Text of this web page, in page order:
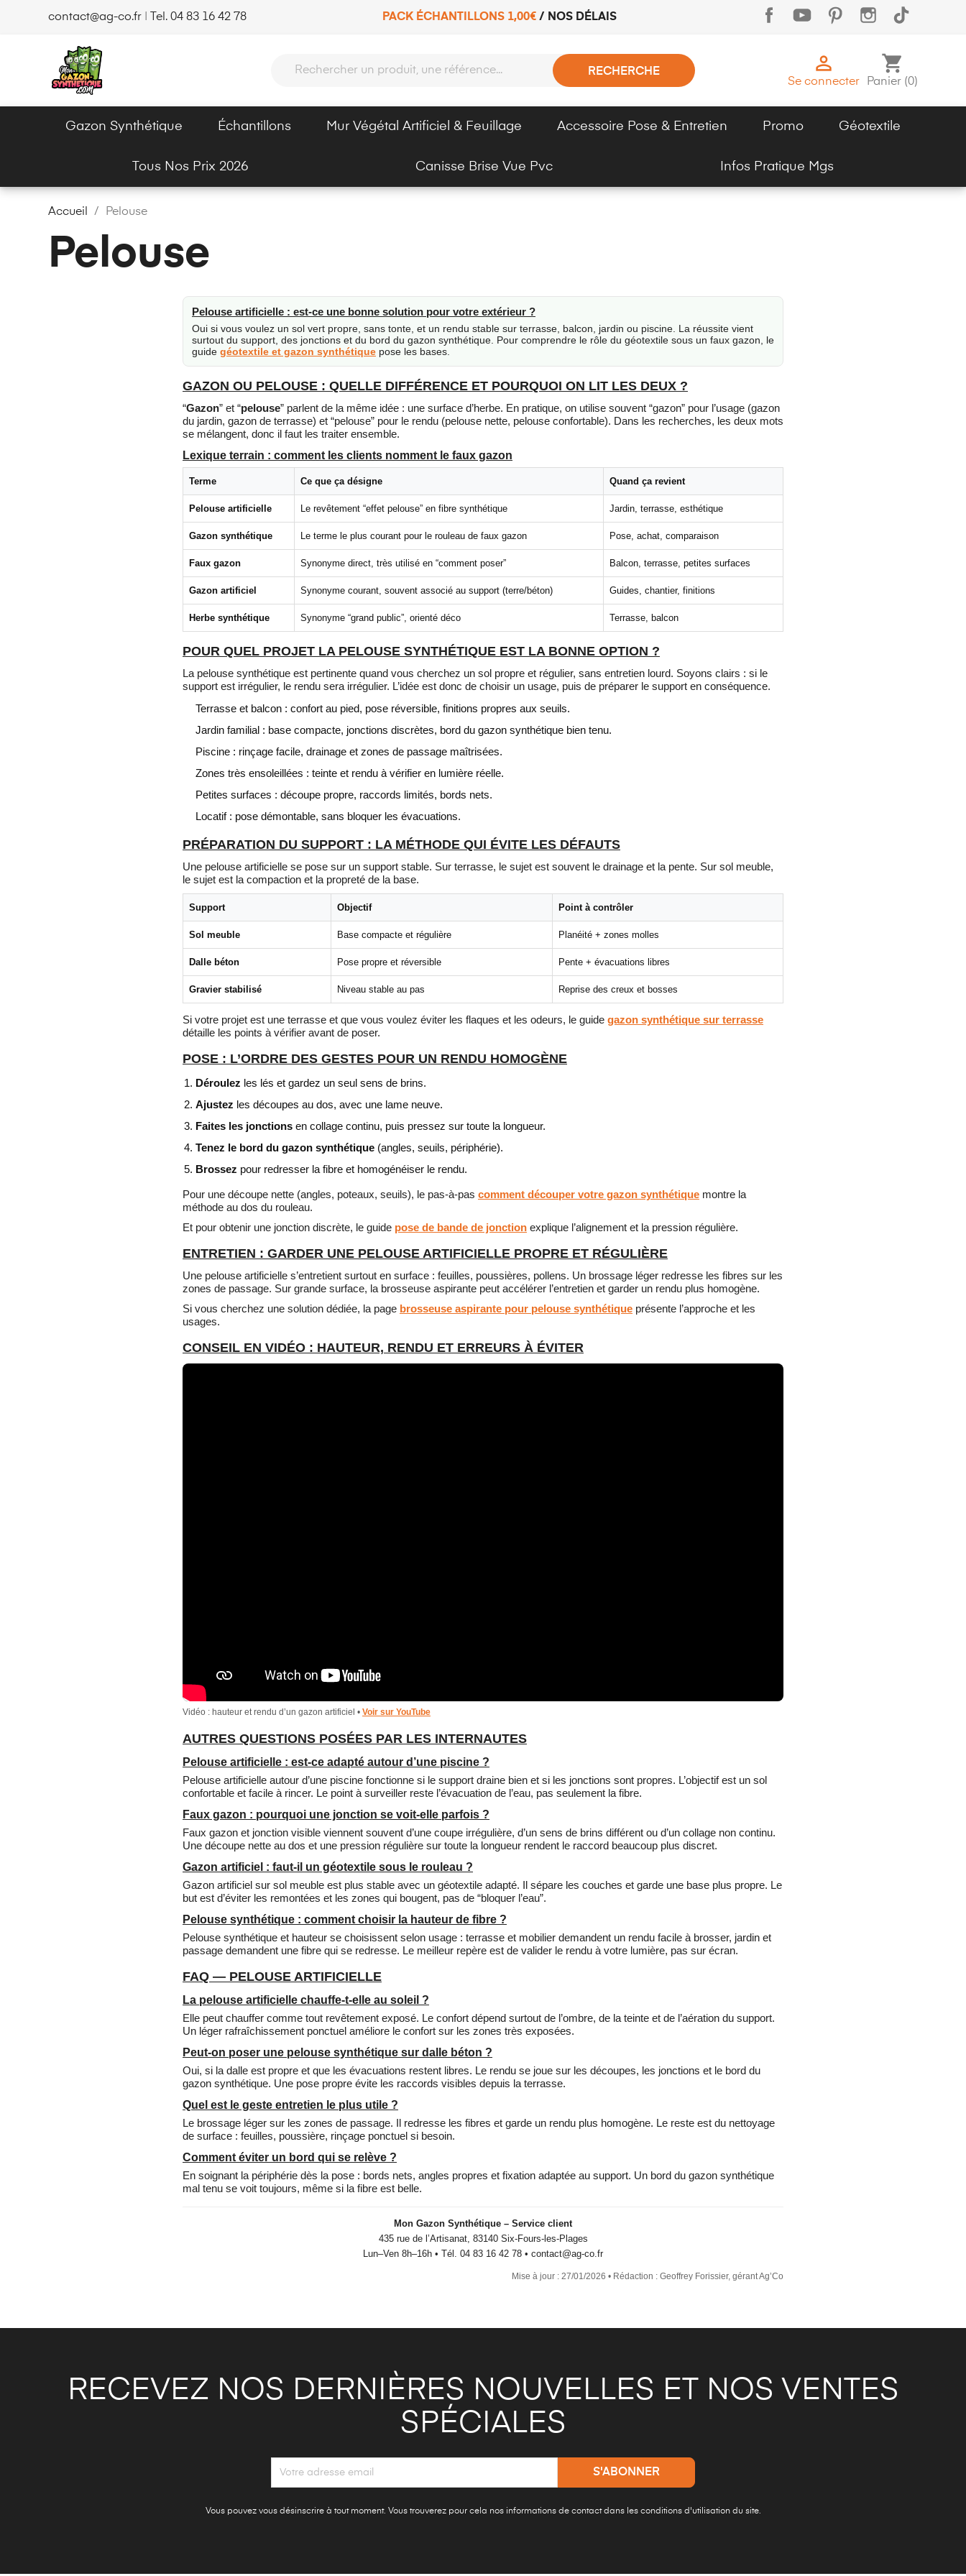
contact@ag-co.fr Tel. 04 83 16 42 78 PACK ÉCHANTILLONS 1,00€ / NOS DÉLAIS
RECHERCHE 
Se connecter
shopping_cart
Panier (0)
Gazon Synthétique Échantillons Mur Végétal Artificiel & Feuillage Accessoire Pose & Entretien Promo Géotextile
Tous Nos Prix 2026 Canisse Brise Vue Pvc Infos Pratique Mgs
Accueil Pelouse
Pelouse
Pelouse artificielle : est-ce une bonne solution pour votre extérieur ?
Oui si vous voulez un sol vert propre, sans tonte, et un rendu stable sur terrasse, balcon, jardin ou piscine. La réussite vient
surtout du support, des jonctions et du bord du gazon synthétique. Pour comprendre le rôle du géotextile sous un faux gazon, le
guide géotextile et gazon synthétique pose les bases.
GAZON OU PELOUSE : QUELLE DIFFÉRENCE ET POURQUOI ON LIT LES DEUX ?
“Gazon” et “pelouse” parlent de la même idée : une surface d’herbe. En pratique, on utilise souvent “gazon” pour l’usage (gazon
du jardin, gazon de terrasse) et “pelouse” pour le rendu (pelouse nette, pelouse confortable). Dans les recherches, les deux mots
se mélangent, donc il faut les traiter ensemble.
Lexique terrain : comment les clients nomment le faux gazon
Terme Ce que ça désigne Quand ça revient
Pelouse artificielle Le revêtement “effet pelouse” en fibre synthétique Jardin, terrasse, esthétique
Gazon synthétique Le terme le plus courant pour le rouleau de faux gazon Pose, achat, comparaison
Faux gazon Synonyme direct, très utilisé en “comment poser” Balcon, terrasse, petites surfaces
Gazon artificiel Synonyme courant, souvent associé au support (terre/béton) Guides, chantier, finitions
Herbe synthétique Synonyme “grand public”, orienté déco Terrasse, balcon
POUR QUEL PROJET LA PELOUSE SYNTHÉTIQUE EST LA BONNE OPTION ?
La pelouse synthétique est pertinente quand vous cherchez un sol propre et régulier, sans entretien lourd. Soyons clairs : si le
support est irrégulier, le rendu sera irrégulier. L’idée est donc de choisir un usage, puis de préparer le support en conséquence.
Terrasse et balcon : confort au pied, pose réversible, finitions propres aux seuils.
Jardin familial : base compacte, jonctions discrètes, bord du gazon synthétique bien tenu.
Piscine : rinçage facile, drainage et zones de passage maîtrisées.
Zones très ensoleillées : teinte et rendu à vérifier en lumière réelle.
Petites surfaces : découpe propre, raccords limités, bords nets.
Locatif : pose démontable, sans bloquer les évacuations.
PRÉPARATION DU SUPPORT : LA MÉTHODE QUI ÉVITE LES DÉFAUTS
Une pelouse artificielle se pose sur un support stable. Sur terrasse, le sujet est souvent le drainage et la pente. Sur sol meuble,
le sujet est la compaction et la propreté de la base.
Support Objectif Point à contrôler
Sol meuble Base compacte et régulière Planéité + zones molles
Dalle béton Pose propre et réversible Pente + évacuations libres
Gravier stabilisé Niveau stable au pas Reprise des creux et bosses
Si votre projet est une terrasse et que vous voulez éviter les flaques et les odeurs, le guide gazon synthétique sur terrasse
détaille les points à vérifier avant de poser.
POSE : L’ORDRE DES GESTES POUR UN RENDU HOMOGÈNE
Déroulez les lés et gardez un seul sens de brins.
Ajustez les découpes au dos, avec une lame neuve.
Faites les jonctions en collage continu, puis pressez sur toute la longueur.
Tenez le bord du gazon synthétique (angles, seuils, périphérie).
Brossez pour redresser la fibre et homogénéiser le rendu.
Pour une découpe nette (angles, poteaux, seuils), le pas-à-pas comment découper votre gazon synthétique montre la
méthode au dos du rouleau.
Et pour obtenir une jonction discrète, le guide pose de bande de jonction explique l’alignement et la pression régulière.
ENTRETIEN : GARDER UNE PELOUSE ARTIFICIELLE PROPRE ET RÉGULIÈRE
Une pelouse artificielle s’entretient surtout en surface : feuilles, poussières, pollens. Un brossage léger redresse les fibres sur les
zones de passage. Sur grande surface, la brosseuse aspirante peut accélérer l’entretien et garder un rendu plus homogène.
Si vous cherchez une solution dédiée, la page brosseuse aspirante pour pelouse synthétique présente l’approche et les
usages.
CONSEIL EN VIDÉO : HAUTEUR, RENDU ET ERREURS À ÉVITER
Vidéo : hauteur et rendu d’un gazon artificiel • Voir sur YouTube
AUTRES QUESTIONS POSÉES PAR LES INTERNAUTES
Pelouse artificielle : est-ce adapté autour d’une piscine ?
Pelouse artificielle autour d’une piscine fonctionne si le support draine bien et si les jonctions sont propres. L’objectif est un sol
confortable et facile à rincer. Le point à surveiller reste l’évacuation de l’eau, pas seulement la fibre.
Faux gazon : pourquoi une jonction se voit-elle parfois ?
Faux gazon et jonction visible viennent souvent d’une coupe irrégulière, d’un sens de brins différent ou d’un collage non continu.
Une découpe nette au dos et une pression régulière sur toute la longueur rendent le raccord beaucoup plus discret.
Gazon artificiel : faut-il un géotextile sous le rouleau ?
Gazon artificiel sur sol meuble est plus stable avec un géotextile adapté. Il sépare les couches et garde une base plus propre. Le
but est d’éviter les remontées et les zones qui bougent, pas de “bloquer l’eau”.
Pelouse synthétique : comment choisir la hauteur de fibre ?
Pelouse synthétique et hauteur se choisissent selon usage : terrasse et mobilier demandent un rendu facile à brosser, jardin et
passage demandent une fibre qui se redresse. Le meilleur repère est de valider le rendu à votre lumière, pas sur écran.
FAQ — PELOUSE ARTIFICIELLE
La pelouse artificielle chauffe-t-elle au soleil ?
Elle peut chauffer comme tout revêtement exposé. Le confort dépend surtout de l’ombre, de la teinte et de l’aération du support.
Un léger rafraîchissement ponctuel améliore le confort sur les zones très exposées.
Peut-on poser une pelouse synthétique sur dalle béton ?
Oui, si la dalle est propre et que les évacuations restent libres. Le rendu se joue sur les découpes, les jonctions et le bord du
gazon synthétique. Une pose propre évite les raccords visibles depuis la terrasse.
Quel est le geste entretien le plus utile ?
Le brossage léger sur les zones de passage. Il redresse les fibres et garde un rendu plus homogène. Le reste est du nettoyage
de surface : feuilles, poussière, rinçage ponctuel si besoin.
Comment éviter un bord qui se relève ?
En soignant la périphérie dès la pose : bords nets, angles propres et fixation adaptée au support. Un bord du gazon synthétique
mal tenu se voit toujours, même si la fibre est belle.
Mon Gazon Synthétique – Service client
435 rue de l’Artisanat, 83140 Six-Fours-les-Plages
Lun–Ven 8h–16h • Tél. 04 83 16 42 78 • contact@ag-co.fr
Mise à jour : 27/01/2026 • Rédaction : Geoffrey Forissier, gérant Ag’Co
RECEVEZ NOS DERNIÈRES NOUVELLES ET NOS VENTES
SPÉCIALES
Vous pouvez vous désinscrire à tout moment. Vous trouverez pour cela nos informations de contact dans les conditions d'utilisation du site.